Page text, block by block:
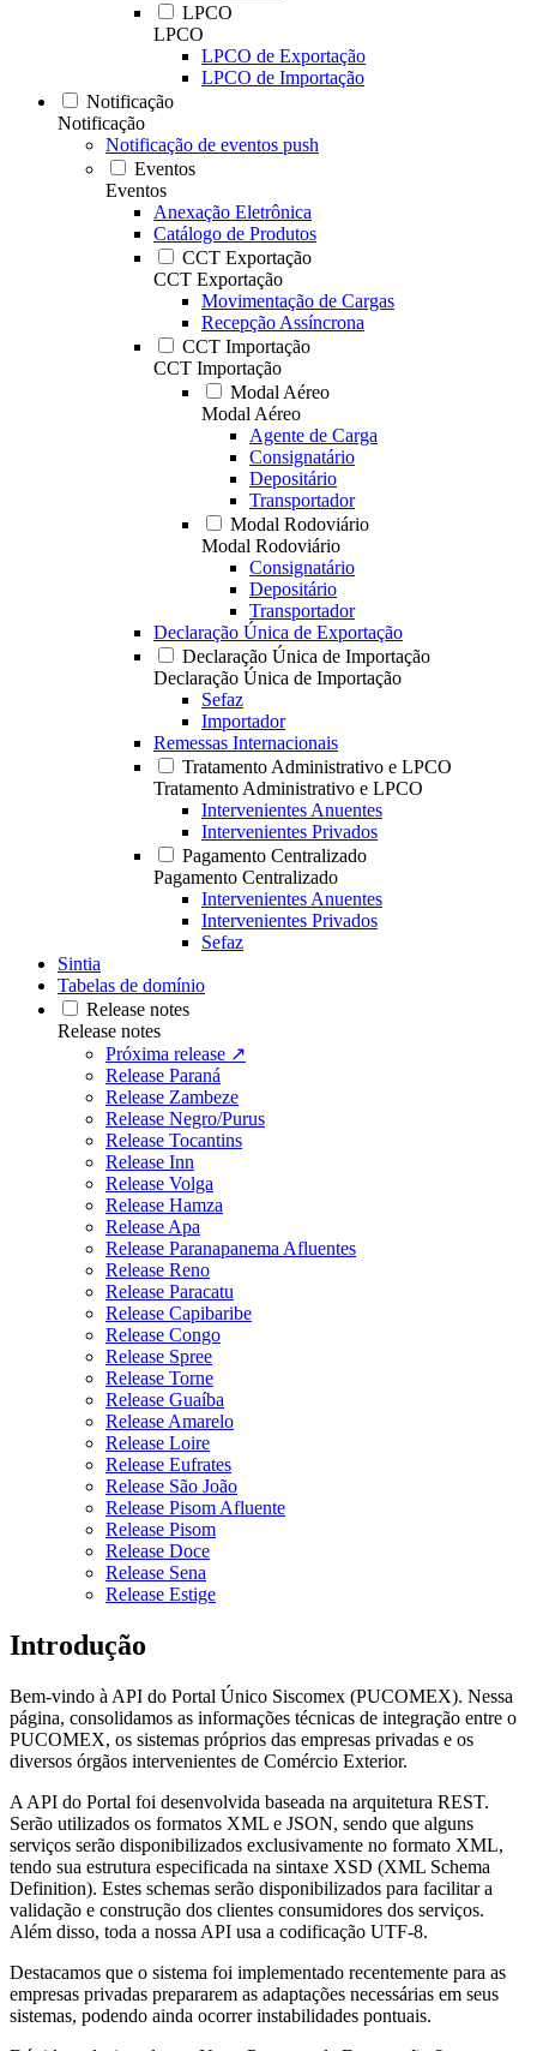
LPCO
LPCO
LPCO de Exportação
LPCO de Importação
Notificação
Notificação
Notificação de eventos push
Eventos
Eventos
Anexação Eletrônica
Catálogo de Produtos
CCT Exportação
CCT Exportação
Movimentação de Cargas
Recepção Assíncrona
CCT Importação
CCT Importação
Modal Aéreo
Modal Aéreo
Agente de Carga
Consignatário
Depositário
Transportador
Modal Rodoviário
Modal Rodoviário
Consignatário
Depositário
Transportador
Declaração Única de Exportação
Declaração Única de Importação
Declaração Única de Importação
Sefaz
Importador
Remessas Internacionais
Tratamento Administrativo e LPCO
Tratamento Administrativo e LPCO
Intervenientes Anuentes
Intervenientes Privados
Pagamento Centralizado
Pagamento Centralizado
Intervenientes Anuentes
Intervenientes Privados
Sefaz
Sintia
Tabelas de domínio
Release notes
Release notes
Próxima release ↗
Release Paraná
Release Zambeze
Release Negro/Purus
Release Tocantins
Release Inn
Release Volga
Release Hamza
Release Apa
Release Paranapanema Afluentes
Release Reno
Release Paracatu
Release Capibaribe
Release Congo
Release Spree
Release Torne
Release Guaíba
Release Amarelo
Release Loire
Release Eufrates
Release São João
Release Pisom Afluente
Release Pisom
Release Doce
Release Sena
Release Estige
Introdução
Bem-vindo à API do Portal Único Siscomex (PUCOMEX). Nessa
página, consolidamos as informações técnicas de integração entre o
PUCOMEX, os sistemas próprios das empresas privadas e os
diversos órgãos intervenientes de Comércio Exterior.
A API do Portal foi desenvolvida baseada na arquitetura REST.
Serão utilizados os formatos XML e JSON, sendo que alguns
serviços serão disponibilizados exclusivamente no formato XML,
tendo sua estrutura especificada na sintaxe XSD (XML Schema
Definition). Estes schemas serão disponibilizados para facilitar a
validação e construção dos clientes consumidores dos serviços.
Além disso, toda a nossa API usa a codificação UTF-8.
Destacamos que o sistema foi implementado recentemente para as
empresas privadas prepararem as adaptações necessárias em seus
sistemas, podendo ainda ocorrer instabilidades pontuais.